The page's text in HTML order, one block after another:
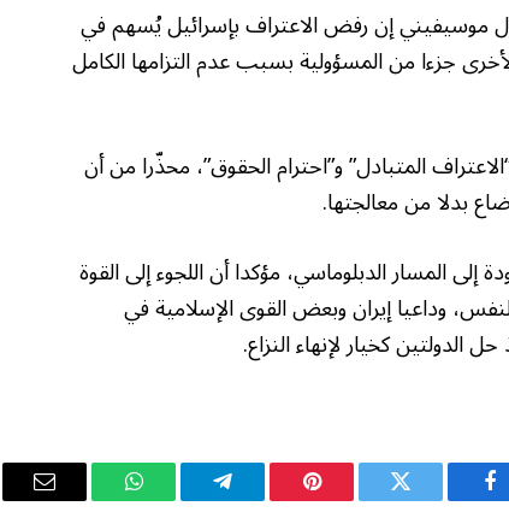
إن رفض الاعتراف بإسرائيل يُسهم في
جزءا من المسؤولية بسبب عدم التزامها الكامل
المتبادل” و”احترام الحقوق”، محذّرا من أن
بدلا من معالجتها.
المسار الدبلوماسي، مؤكدا أن اللجوء إلى القوة
وداعيا إيران وبعض القوى الإسلامية في
الدولتين كخيار لإنهاء النزاع.
فيسبوك تويتر بينتيريستتيلقرام واتساب
البريد